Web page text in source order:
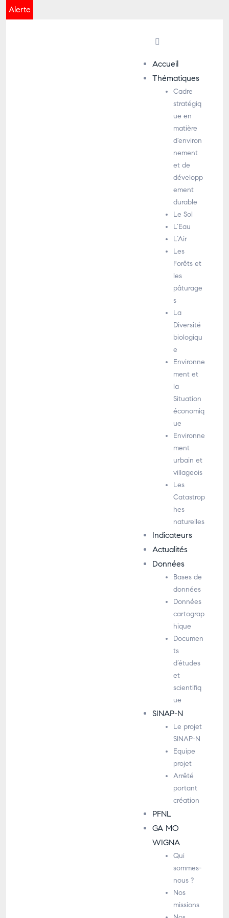
Alerte
Accueil
Thématiques
Cadre
stratégiq
ue en
matière
d’environ
nement
et de
développ
ement
durable
Le Sol
L’Eau
L’Air
Les
Forêts et
les
pâturage
s
La
Diversité
biologiqu
e
Environne
ment et
la
Situation
économiq
ue
Environne
ment
urbain et
villageois
Les
Catastrop
hes
naturelles
Indicateurs
Actualités
Données
Bases de
données
Données
cartograp
hique
Documen
ts
d’études
et
scientifiq
ue
SINAP-N
Le projet
SINAP-N
Equipe
projet
Arrêté
portant
création
PFNL
GA MO
WIGNA
Qui
sommes-
nous ?
Nos
missions